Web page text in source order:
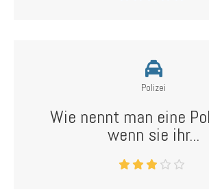
Polizei
Wie nennt man eine
wenn sie ihr...